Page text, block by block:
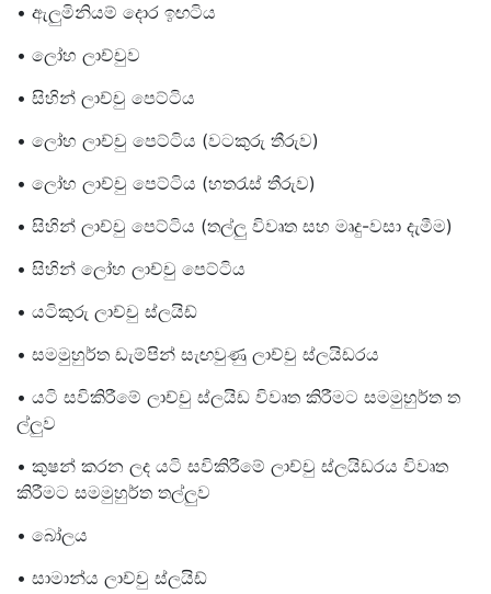
• ඇලුමිනියම් දොර ඉඟටිය
• ලෝහ ලාච්චුව
• සිහින් ලාච්චු පෙට්ටිය
• ලෝහ ලාච්චු පෙට්ටිය (වටකුරු තීරුව)
• ලෝහ ලාච්චු පෙට්ටිය (හතරැස් තීරුව)
• සිහින් ලාච්චු පෙට්ටිය (තල්ලු විවෘත සහ මෘදු-වසා දැමීම)
• සිහින් ලෝහ ලාච්චු පෙට්ටිය
• යටිකුරු ලාච්චු ස්ලයිඩ්
• සමමුහුර්ත ඩැම්පින් සැඟවුණු ලාච්චු ස්ලයිඩරය
• යටි සවිකිරීමේ ලාච්චු ස්ලයිඩ විවෘත කිරීමට සමමුහුර්ත ත
ල්ලුව
• කුෂන් කරන ලද යටි සවිකිරීමේ ලාච්චු ස්ලයිඩරය විවෘත
කිරීමට සමමුහුර්ත තල්ලුව
• බෝලය
• සාමාන්ය ලාච්චු ස්ලයිඩ්